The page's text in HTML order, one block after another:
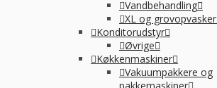
Vandbehandling
XL og grovopvasker
Konditorudstyr
Øvrige
Køkkenmaskiner
Vakuumpakkere og